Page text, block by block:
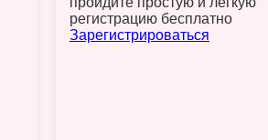
регистрацию бесплатно
Зарегистрироваться